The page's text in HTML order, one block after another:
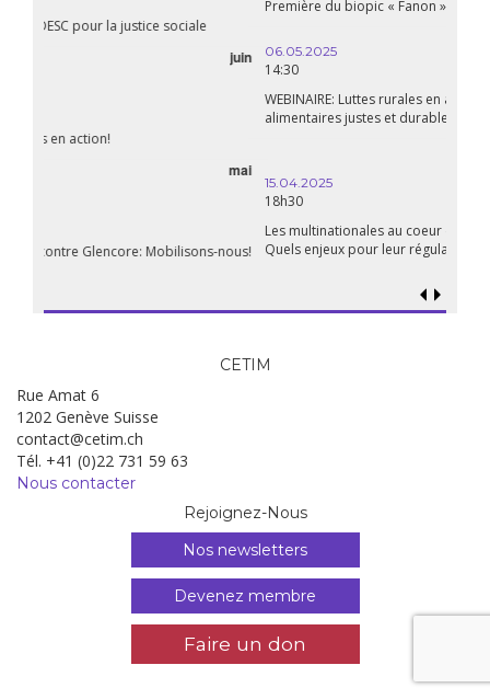
WEBINAIRE: Luttes rurales en action. Pour des systèmes
Les multinationales au coeur d’un nouvel âge de l’impérialisme.
Quels enjeux pour leur régulation ?
CETIM
Rue Amat 6
1202 Genève Suisse
contact@cetim.ch
Tél. +41 (0)22 731 59 63
Nous contacter
Rejoignez-Nous
Nos newsletters
Devenez membre
Faire un don